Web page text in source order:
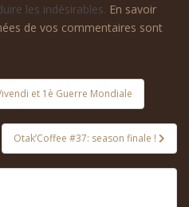
les indésirables. En savoir
de vos commentaires sont
et 1è Guerre Mondiale
Otak’Coffee #37: season finale !